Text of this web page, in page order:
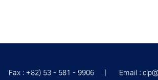
Fax : +82) 53 - 581 - 9906 Email :